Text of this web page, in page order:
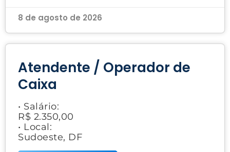
8 de agosto de 2026
Atendente / Operador de
Caixa
• Salário:
R$ 2.350,00
• Local:
Sudoeste, DF